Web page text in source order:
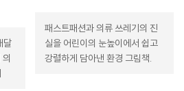
달
패스트패션과 의류 쓰레기의 진
실을 어린이의 눈높이에서 쉽고
강렬하게 담아낸 환경 그림책.